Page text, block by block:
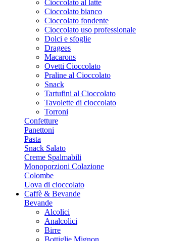
Cioccolato al latte
Cioccolato bianco
Cioccolato fondente
Cioccolato uso professionale
Dolci e sfoglie
Dragees
Macarons
Ovetti Cioccolato
Praline al Cioccolato
Snack
Tartufini al Cioccolato
Tavolette di cioccolato
Torroni
Confetture
Panettoni
Pasta
Snack Salato
Creme Spalmabili
Monoporzioni Colazione
Colombe
Uova di cioccolato
Caffè & Bevande
Bevande
Alcolici
Analcolici
Birre
Bottiglie Mignon